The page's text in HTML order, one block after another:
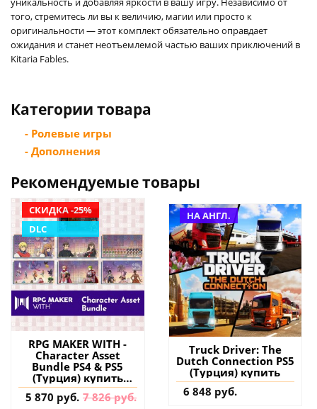
того, стремитесь ли вы к величию, магии или просто к
оригинальности — этот комплект обязательно оправдает
ожидания и станет неотъемлемой частью ваших приключений в
Kitaria Fables.
Категории товара
- Ролевые игры
- Дополнения
Рекомендуемые товары
СКИДКА -25%
DLC
RPG MAKER WITH -
Character Asset
Bundle PS4 & PS5
(Турция) купить
дополнение на
аккаунт
5 870 руб. 7 826 руб.
НА АНГЛ.
Truck Driver: The
Dutch Connection PS5
(Турция) купить
6 848 руб.